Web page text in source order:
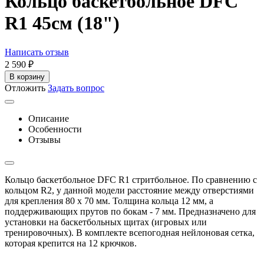
R1 45см (18")
Написать отзыв
2 590 ₽
В корзину
Отложить Задать вопрос
Описание
Особенности
Отзывы
Кольцо баскетбольное DFC R1 стритбольное. По сравнению с
кольцом R2, у данной модели расстояние между отверстиями
для крепления 80 х 70 мм. Толщина кольца 12 мм, а
поддерживающих прутов по бокам - 7 мм. Предназначено для
установки на баскетбольных щитах (игровых или
тренировочных). В комплекте всепогодная нейлоновая сетка,
которая крепится на 12 крючков.